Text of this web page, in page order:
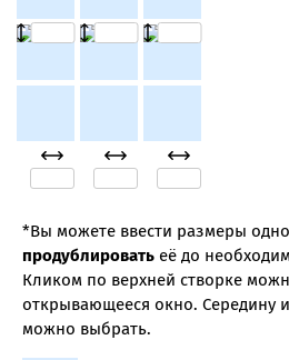
*Вы можете ввести размеры
продублировать её до
Кликом по верхней створке
открывающееся окно. Середину
можно выбрать.